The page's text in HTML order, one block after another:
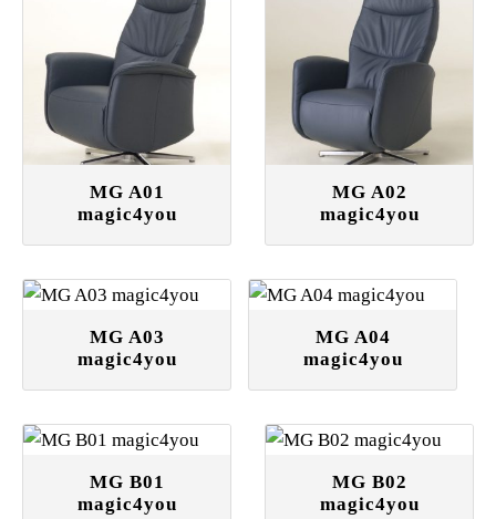
MG A01
magic4you
MG A02
magic4you
MG A03
magic4you
MG A04
magic4you
MG B01
magic4you
MG B02
magic4you